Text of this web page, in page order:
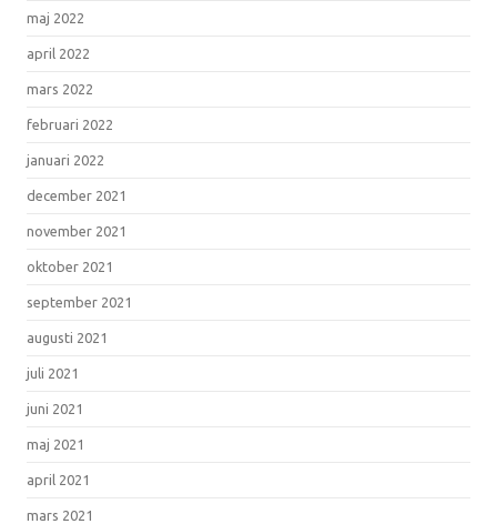
maj 2022
april 2022
mars 2022
februari 2022
januari 2022
december 2021
november 2021
oktober 2021
september 2021
augusti 2021
juli 2021
juni 2021
maj 2021
april 2021
mars 2021